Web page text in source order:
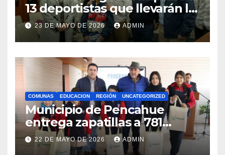
13 deportistas que llevarán la
bandera maulina a
competencias
internacionales
23 DE MAYO DE 2026 ADMIN
COMUNAS EDUCACION REGIÓN UNCATEGORIZED
Municipio de Pencahue
entrega zapatillas a 781
estudiantes con recursos del
Royalty Minero
22 DE MAYO DE 2026 ADMIN